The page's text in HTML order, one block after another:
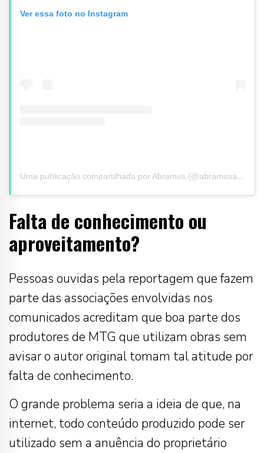
Ver essa foto no Instagram
Uma publicação compartilhada por Abramus (@abramusartes)
Falta de conhecimento ou
aproveitamento?
Pessoas ouvidas pela reportagem que fazem
parte das associações envolvidas nos
comunicados acreditam que boa parte dos
produtores de MTG que utilizam obras sem
avisar o autor original tomam tal atitude por
falta de conhecimento.
O grande problema seria a ideia de que, na
internet, todo conteúdo produzido pode ser
utilizado sem a anuência do proprietário